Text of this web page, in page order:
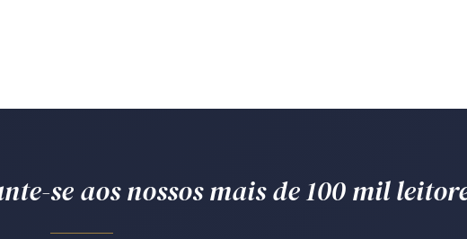
se aos nossos mais de 100 mil